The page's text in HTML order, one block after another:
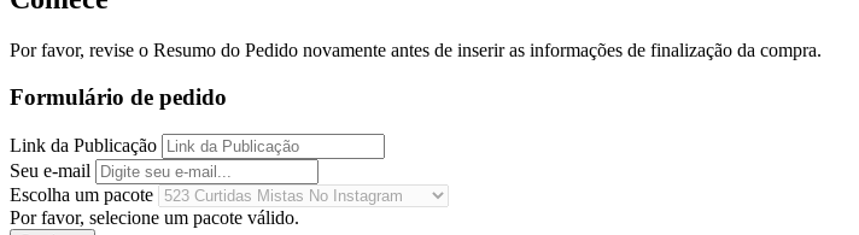
Por favor, revise o Resumo do Pedido novamente antes de inserir as informações de finalização da compra.
Formulário de pedido
Link da Publicação
Seu e-mail
Escolha um pacote
Por favor, selecione um pacote válido.